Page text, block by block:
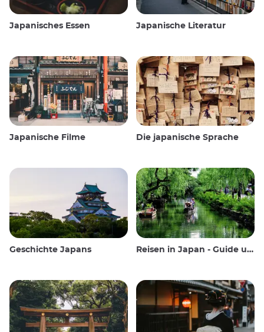
Japanisches Essen Japanische Literatur
Japanische Filme Die japanische Sprache
Geschichte Japans Reisen in Japan - Guide und Wissenswertes